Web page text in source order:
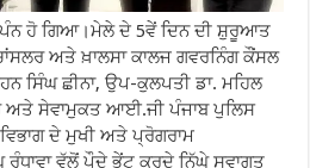
ਹੋ ਗਿਆ।ਮੇਲੇ ਦੇ 5ਵੇਂ ਦਿਨ ਦੀ ਸ਼ੁਰੂਆਤ
ਅਤੇ ਖ਼ਾਲਸਾ ਕਾਲਜ ਗਵਰਨਿੰਗ ਕੌਂਸਲ
ਸਿੰਘ ਛੀਨਾ, ਉਪ-ਕੁਲਪਤੀ ਡਾ. ਮਹਿਲ
ਅਤੇ ਸੇਵਾਮੁਕਤ ਆਈ.ਜੀ ਪੰਜਾਬ ਪੁਲਿਸ
ਦੇ ਮੁਖੀ ਅਤੇ ਪ੍ਰੋਗਰਾਮ
ਵੱਲੋਂ ਪੌਦੇ ਭੇਂਟ ਕਰਦੇ ਨਿੱਘੇ ਸਵਾਗਤ